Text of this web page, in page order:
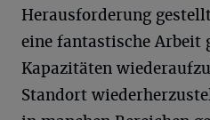
Herausforderung
eine fantastische Arbeit
Kapazitäten
Standort